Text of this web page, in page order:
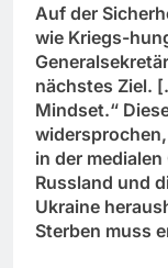
Auf der
wie Kriegs-
nächstes Ziel.
Mindset.“
in der
Russland und
Ukraine
Sterben muss